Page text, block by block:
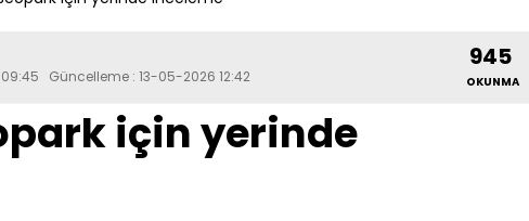
Güncelleme : 13-05-2026 12:42
945
OKUNMA
için yerinde